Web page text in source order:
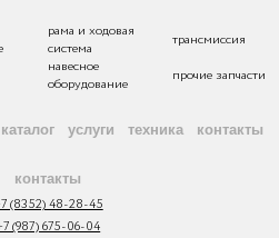
рама и ходовая
система
трансмиссия
навесное
оборудование
прочие запчасти
каталог услуги техника контакты
контакты
(8352) 48-28-45
(987) 675-06-04